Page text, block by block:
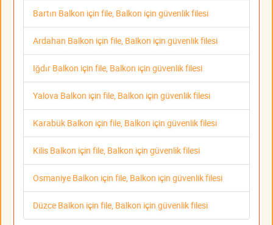
Bartın Balkon için file, Balkon için güvenlik filesi
Ardahan Balkon için file, Balkon için güvenlik filesi
Iğdır Balkon için file, Balkon için güvenlik filesi
Yalova Balkon için file, Balkon için güvenlik filesi
Karabük Balkon için file, Balkon için güvenlik filesi
Kilis Balkon için file, Balkon için güvenlik filesi
Osmaniye Balkon için file, Balkon için güvenlik filesi
Düzce Balkon için file, Balkon için güvenlik filesi